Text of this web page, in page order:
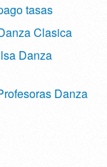
tasas
Clasica
Danza
Danza